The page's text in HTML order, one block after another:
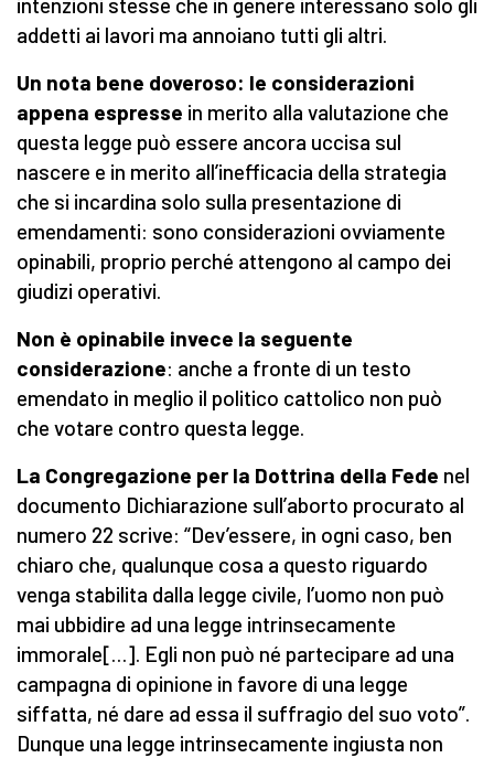
intenzioni stesse che in genere interessano solo gli
addetti ai lavori ma annoiano tutti gli altri.
Un nota bene doveroso: le considerazioni
appena espresse in merito alla valutazione che
questa legge può essere ancora uccisa sul
nascere e in merito all’inefficacia della strategia
che si incardina solo sulla presentazione di
emendamenti: sono considerazioni ovviamente
opinabili, proprio perché attengono al campo dei
giudizi operativi.
Non è opinabile invece la seguente
considerazione: anche a fronte di un testo
emendato in meglio il politico cattolico non può
che votare contro questa legge.
La Congregazione per la Dottrina della Fede nel
documento Dichiarazione sull’aborto procurato al
numero 22 scrive: “Dev’essere, in ogni caso, ben
chiaro che, qualunque cosa a questo riguardo
venga stabilita dalla legge civile, l’uomo non può
mai ubbidire ad una legge intrinsecamente
immorale[…]. Egli non può né partecipare ad una
campagna di opinione in favore di una legge
siffatta, né dare ad essa il suffragio del suo voto”.
Dunque una legge intrinsecamente ingiusta non